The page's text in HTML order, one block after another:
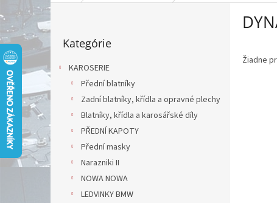
B
o
č
n
p
a
n
l
kategórie
Kategórie
KAROSERIE
Přední blatníky
Zadní blatníky, křídla a opravné plechy
Blatníky, křídla a karosářské díly
PŘEDNÍ KAPOTY
Přední masky
Narazniki II
NOWA NOWA
LEDVINKY BMW
Žiadne